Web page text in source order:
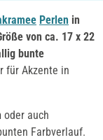
Perlen in
von ca. 17 x 22
bunte
für Akzente in
oder auch
Farbverlauf.